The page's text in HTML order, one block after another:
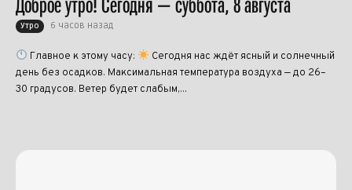
Утро 6 часов назад
Главное к этому часу:
Сегодня нас ждёт ясный и солнечный
день без осадков. Максимальная температура воздуха — до 26–
30 градусов. Ветер будет слабым,...